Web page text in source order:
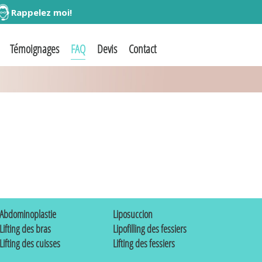
Rappelez moi!
Témoignages FAQ Devis Contact
Abdominoplastie
Liposuccion
Lifting des bras
Lipofilling des fessiers
Lifting des cuisses
Lifting des fessiers